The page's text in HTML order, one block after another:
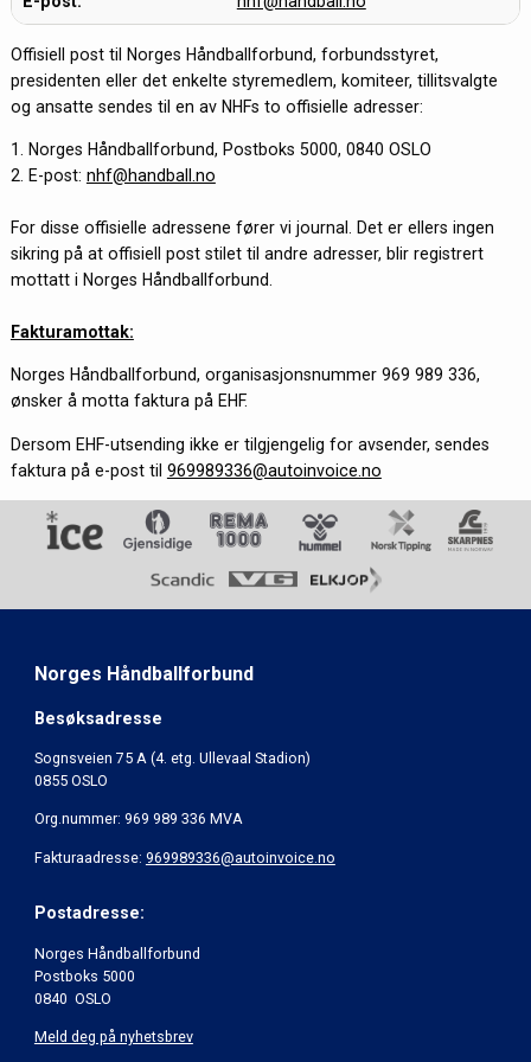
Offisiell post til Norges Håndballforbund, forbundsstyret,
presidenten eller det enkelte styremedlem, komiteer, tillitsvalgte
og ansatte sendes til en av NHFs to offisielle adresser:
1. Norges Håndballforbund, Postboks 5000, 0840 OSLO
2. E-post: nhf@handball.no
For disse offisielle adressene fører vi journal. Det er ellers ingen
sikring på at offisiell post stilet til andre adresser, blir registrert
mottatt i Norges Håndballforbund.
Fakturamottak:
Norges Håndballforbund, organisasjonsnummer 969 989 336,
ønsker å motta faktura på EHF.
Dersom EHF-utsending ikke er tilgjengelig for avsender, sendes
faktura på e-post til 969989336@autoinvoice.no
Norges Håndballforbund
Besøksadresse
Sognsveien 75 A (4. etg. Ullevaal Stadion)
0855 OSLO
Org.nummer: 969 989 336 MVA
Fakturaadresse: 969989336@autoinvoice.no
Postadresse:
Norges Håndballforbund
Postboks 5000
0840 OSLO
Meld deg på nyhetsbrev